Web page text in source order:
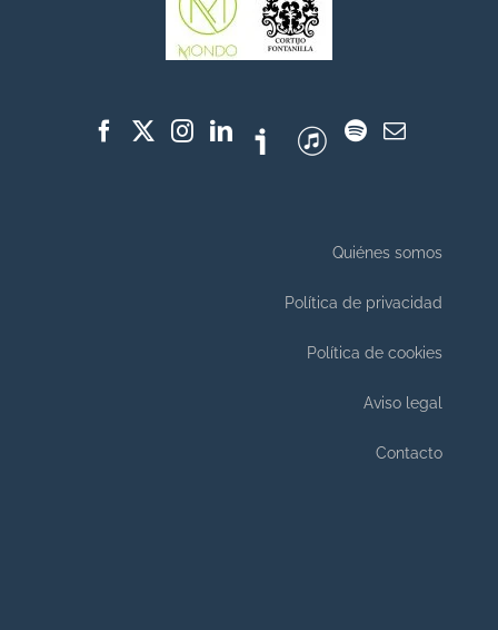
Quiénes somos
Política de privacidad
Política de cookies
Aviso legal
Contacto